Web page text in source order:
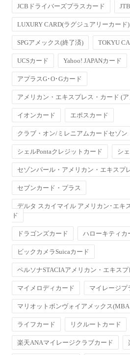
JCBドライバーズプラスカード
LUXURY CARD(ラグジュアリーカード)
SPGアメックス(終了済) TOKYU
UCSカード Yahoo! JAPANカード
アプラスG･O･Gカード
アメリカン・エキスプレス・カード (
イオンカード エポスカード
クラブ・オン/ミレニアムカードセゾン
シェルPontaクレジットカード シ
セゾンパール・アメリカン・エキスプ
セブンカード・プラス
デルタ スカイマイル アメリカン･エキ
ド
ドラゴンズカード ハローキティカ
ビックカメラSuicaカード
ペルソナSTACIAアメリカン・エキス
マイメロディカード マイレージプ
マリオットボンヴォイアメックス
ライフカード リクルートカード
楽天ANAマイレージクラブカード